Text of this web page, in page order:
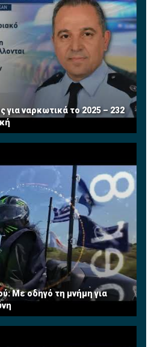
για ναρκωτικά το 2025 – 232
Με οδηγό τη μνήμη για